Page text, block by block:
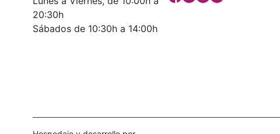
20:30h
Sábados de 10:30h a 14:00h